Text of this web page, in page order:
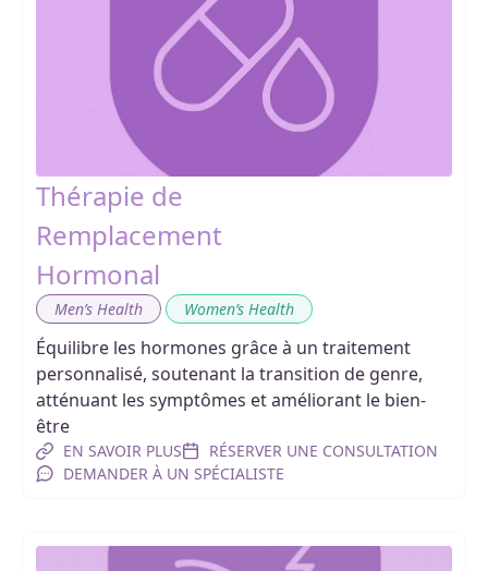
Thérapie de
Remplacement
Hormonal
Men’s Health Women’s Health
Équilibre les hormones grâce à un traitement
personnalisé, soutenant la transition de genre,
atténuant les symptômes et améliorant le bien-
être
EN SAVOIR PLUS
RÉSERVER UNE CONSULTATION
DEMANDER À UN SPÉCIALISTE